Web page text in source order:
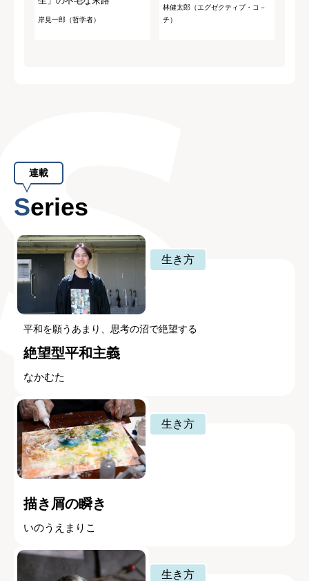
岸見一郎（哲学者）
林健太郎（エグゼクティブ・コ－
チ）
連載
Series
生き方
平和を願うあまり、思考の沼で絶望する
絶望型平和主義
なかむた
生き方
描き屑の瞬き
いのうえまりこ
生き方